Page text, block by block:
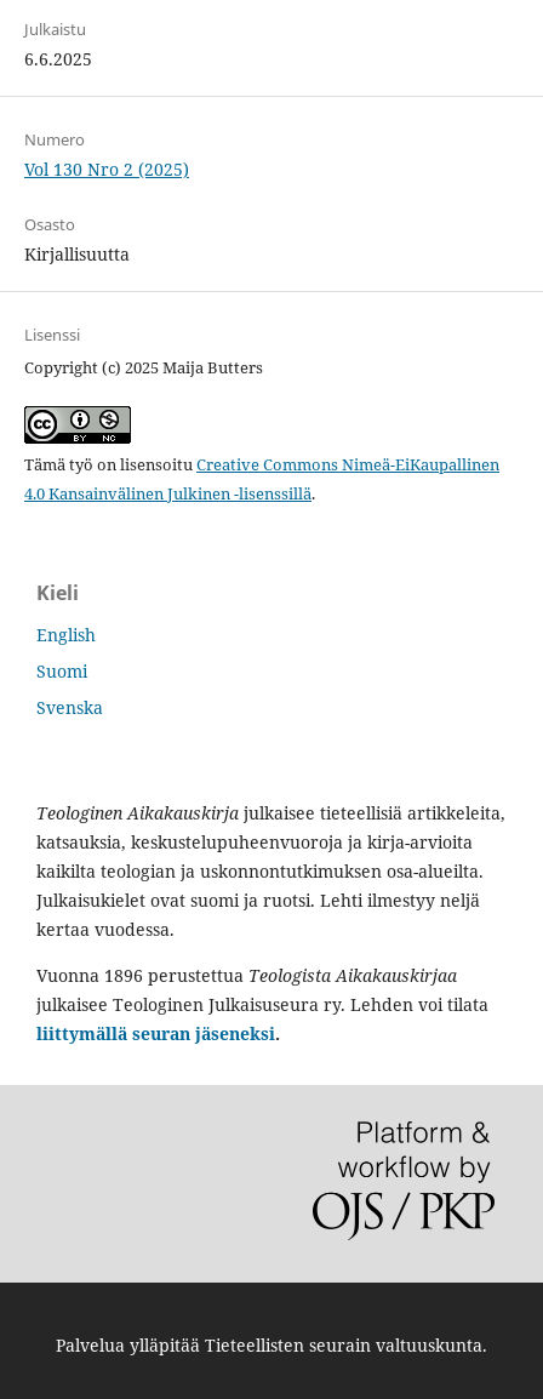
Julkaistu
6.6.2025
Numero
Vol 130 Nro 2 (2025)
Osasto
Kirjallisuutta
Lisenssi
Copyright (c) 2025 Maija Butters
Tämä työ on lisensoituCreative Commons Nimeä-EiKaupallinen
4.0 Kansainvälinen Julkinen -lisenssillä.
Kieli
English
Suomi
Svenska
Teologinen Aikakauskirja julkaisee tieteellisiä artikkeleita,
katsauksia, keskustelupuheenvuoroja ja kirja-arvioita
kaikilta teologian ja uskonnontutkimuksen osa-alueilta.
Julkaisukielet ovat suomi ja ruotsi. Lehti ilmestyy neljä
kertaa vuodessa.
Vuonna 1896 perustettua Teologista Aikakauskirjaa
julkaisee Teologinen Julkaisuseura ry. Lehden voi tilata
liittymällä seuran jäseneksi.
Palvelua ylläpitää Tieteellisten seurain valtuuskunta.